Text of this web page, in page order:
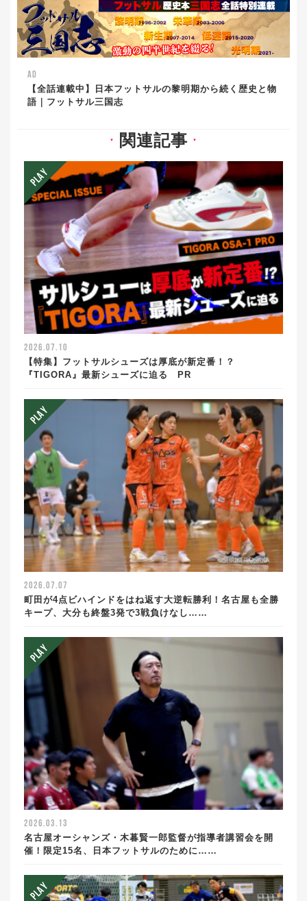
AD
【全話連載中】日本フットサルの黎明期から続く歴史と物
語｜フットサル三国志
▼ 関連記事 ▼
2026.07.10
【特集】フットサルシューズは厚底が新定番！？
『TIGORA』最新シューズに迫る PR
2026.07.07
町田が4点ビハインドをはね返す大逆転勝利！名古屋も全勝
キープ、大分も終盤3発で3戦負けなし……
2026.03.13
名古屋オーシャンズ・木暮賢一郎監督が指導者講習会を開
催！限定15名、日本フットサルのために……